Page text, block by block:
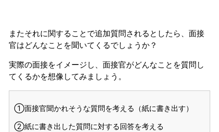
またそれに関することで追加質問されるとしたら、面接
官はどんなことを聞いてくるでしょうか？
実際の面接をイメージし、面接官がどんなことを質問し
てくるかを想像してみましょう。
①面接官聞かれそうな質問を考える（紙に書き出す）
②紙に書き出した質問に対する回答を考える